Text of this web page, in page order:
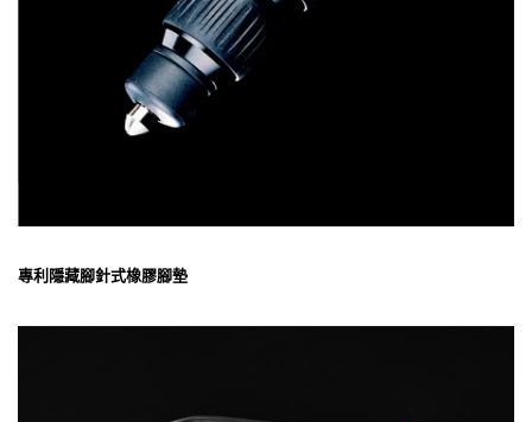
專利隱藏腳針式橡膠腳墊